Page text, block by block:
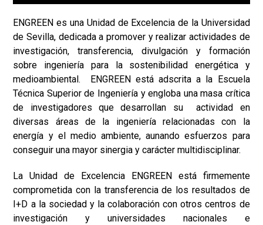
ENGREEN es una Unidad de Excelencia de la Universidad
de Sevilla, dedicada a promover y realizar actividades de
investigación, transferencia, divulgación y formación
sobre ingeniería para la sostenibilidad energética y
medioambiental. ENGREEN está adscrita a la Escuela
Técnica Superior de Ingeniería y engloba una masa crítica
de investigadores que desarrollan su actividad en
diversas áreas de la ingeniería relacionadas con la
energía y el medio ambiente, aunando esfuerzos para
conseguir una mayor sinergia y carácter multidisciplinar.
La Unidad de Excelencia ENGREEN está firmemente
comprometida con la transferencia de los resultados de
I+D a la sociedad y la colaboración con otros centros de
investigación y universidades nacionales e